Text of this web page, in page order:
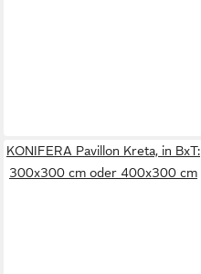
KONIFERA Pavillon Kreta, in BxT:
300x300 cm oder 400x300 cm